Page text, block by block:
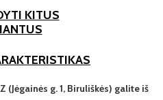
KITUS
(Jėgainės g. 1, Biruliškės) galite iš